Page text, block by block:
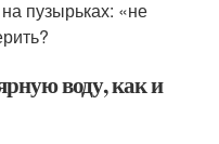
пузырьках: «не
воду, как и